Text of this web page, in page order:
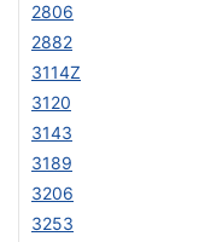
2806
2882
3114Z
3120
3143
3189
3206
3253